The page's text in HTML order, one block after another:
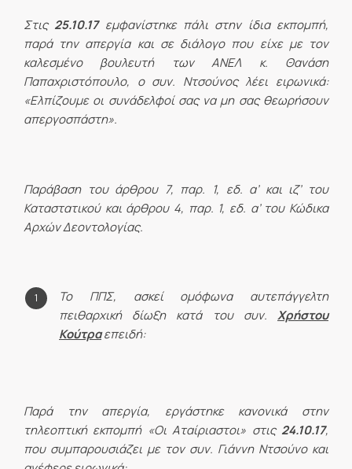
Στις 25.10.17εμφανίστηκε πάλι στην ίδια εκπομπή,
παρά την απεργία και σε διάλογο που είχε με τον
καλεσμένο βουλευτή των ΑΝΕΛ κ. Θανάση
Παπαχριστόπουλο, ο συν. Ντσούνος λέει ειρωνικά:
«Ελπίζουμε οι συνάδελφοί σας να μη σας θεωρήσουν
απεργοσπάστη».
Παράβαση του άρθρου 7, παρ. 1, εδ. α’ και ιζ’ του
Καταστατικού και άρθρου 4, παρ. 1, εδ. α’ του Κώδικα
Αρχών Δεοντολογίας.
Το ΠΠΣ, ασκεί ομόφωνα αυτεπάγγελτη
πειθαρχική δίωξη κατά του συν. Χρήστου
Κούτραεπειδή:
Παρά την απεργία, εργάστηκε κανονικά στην
τηλεοπτική εκπομπή «Οι Αταίριαστοι» στις 24.10.17,
που συμπαρουσιάζει με τον συν. Γιάννη Ντσούνο και